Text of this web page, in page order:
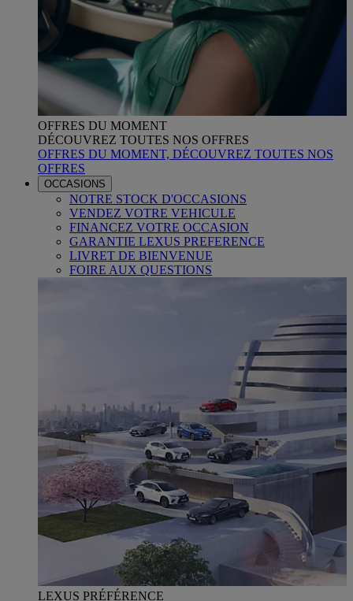
OFFRES DU MOMENT
DÉCOUVREZ TOUTES NOS OFFRES
OFFRES DU MOMENT, DÉCOUVREZ TOUTES NOS
OFFRES
OCCASIONS
NOTRE STOCK D'OCCASIONS
VENDEZ VOTRE VEHICULE
FINANCEZ VOTRE OCCASION
GARANTIE LEXUS PREFERENCE
LIVRET DE BIENVENUE
FOIRE AUX QUESTIONS
LEXUS PRÉFÉRENCE